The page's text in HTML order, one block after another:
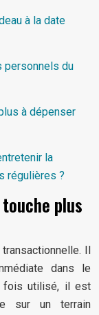
à la date
personnels du
à dépenser
la
régulières ?
plus
Il
dans le
fois utilisé, il est
sur un terrain